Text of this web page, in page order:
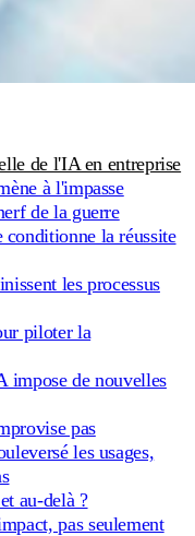
de l'IA en entreprise
à l'impasse
de la guerre
la réussite
les processus
piloter la
impose de nouvelles
pas
les usages,
au-delà ?
pas seulement